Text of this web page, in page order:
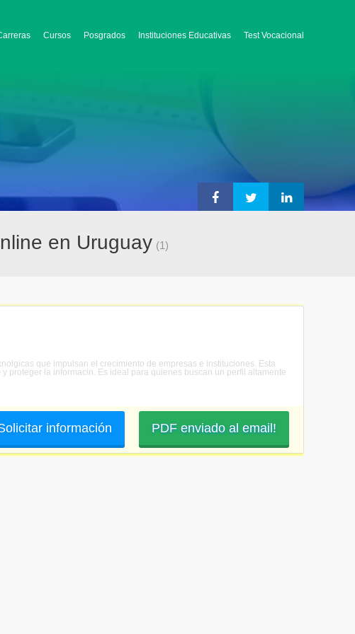
Cursos Posgrados Instituciones Educativas Test Vocacional
en Uruguay (1)
que impulsan el crecimiento de empresas e instituciones. Esta
proteger la informacin. Es ideal para quienes buscan un perfil altamente
PDF enviado al email!
información